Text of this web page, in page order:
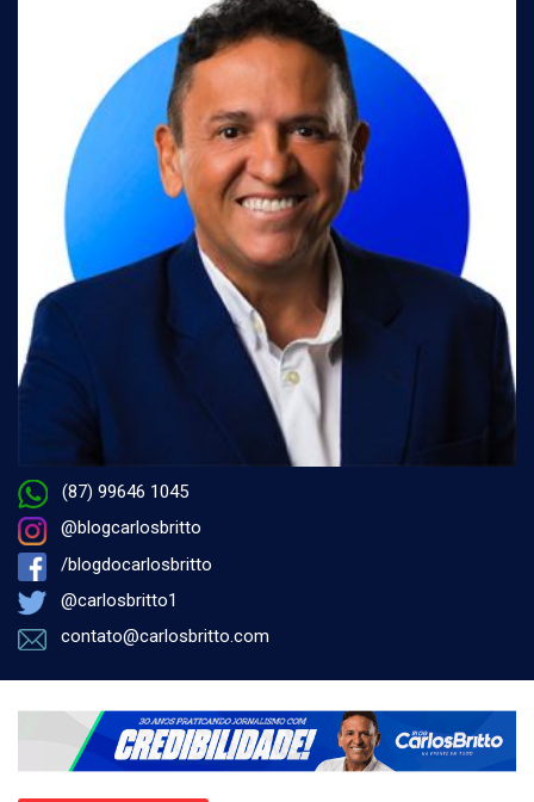
(87) 99646 1045
@blogcarlosbritto
/blogdocarlosbritto
@carlosbritto1
contato@carlosbritto.com